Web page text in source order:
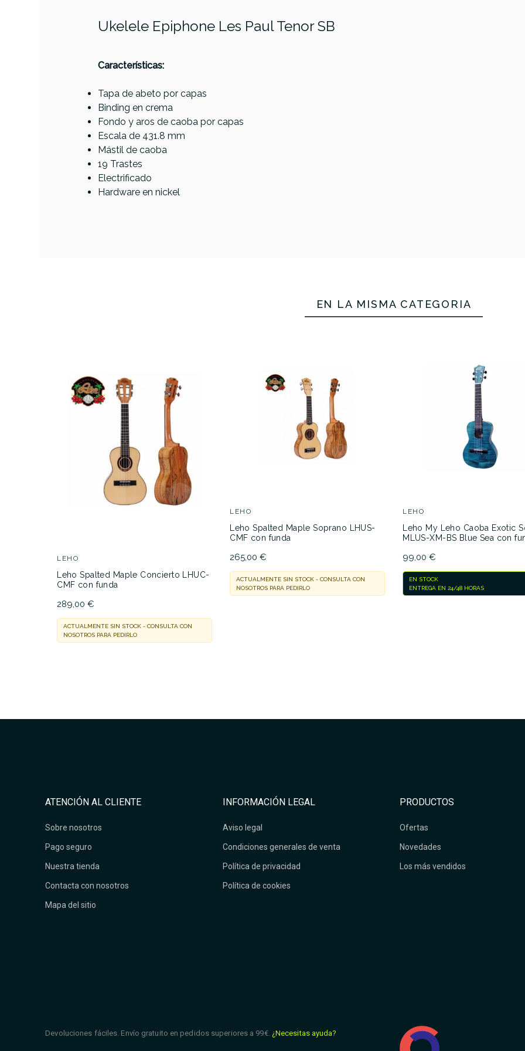
Ukelele Epiphone Les Paul Tenor SB
Características:
Tapa de abeto por capas
Binding en crema
Fondo y aros de caoba por capas
Escala de 431.8 mm
Mástil de caoba
19 Trastes
Electrificado
Hardware en nickel
ReferenciaUKULVAREPI008
PRODUCTO
UKULVARFEN038
UKULVARLHO068
EN LA MISMA CATEGORÍA
LEHO
Leho Spalted Maple Concierto LHUC-
CMF con funda
289,00 €
ACTUALMENTE SIN STOCK - CONSULTA CON
NOSOTROS PARA PEDIRLO
LEHO
Leho Spalted Maple Soprano LHUS-
CMF con funda
265,00 €
ACTUALMENTE SIN STOCK - CONSULTA CON
NOSOTROS PARA PEDIRLO
LEHO
Leho My Leho Caoba Exotic
MLUS-XM-BS Blue Sea con
99,00 €
EN STOCK
ENTREGA EN 24/48 HORAS
ATENCIÓN AL CLIENTE
Sobre nosotros
Pago seguro
Nuestra tienda
Contacta con nosotros
Mapa del sitio
INFORMACIÓN LEGAL
Aviso legal
Condiciones generales de venta
Política de privacidad
Política de cookies
PRODUCTOS
Ofertas
Novedades
Los más vendidos
Devoluciones fáciles. Envío gratuito en pedidos superiores a 99€. ¿Necesitas ayuda?